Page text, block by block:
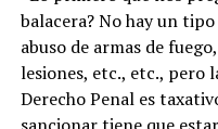
balacera? No hay un
abuso de armas de
lesiones, etc., etc., pero
Derecho Penal es
sancionar tiene que